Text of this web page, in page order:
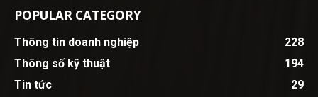
POPULAR CATEGORY
Thông tin doanh nghiệp
228
Thông số kỹ thuật
194
Tin tức
29